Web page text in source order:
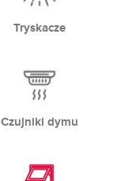
Tryskacze
Czujniki dymu